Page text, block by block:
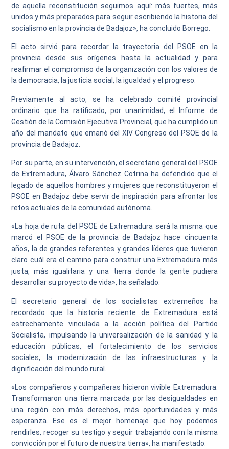
de aquella reconstitución seguimos aquí: más fuertes, más
unidos y más preparados para seguir escribiendo la historia del
socialismo en la provincia de Badajoz», ha concluido Borrego.
El acto sirvió para recordar la trayectoria del PSOE en la
provincia desde sus orígenes hasta la actualidad y para
reafirmar el compromiso de la organización con los valores de
la democracia, la justicia social, la igualdad y el progreso.
Previamente al acto, se ha celebrado comité provincial
ordinario que ha ratificado, por unanimidad, el Informe de
Gestión de la Comisión Ejecutiva Provincial, que ha cumplido un
año del mandato que emanó del XIV Congreso del PSOE de la
provincia de Badajoz.
Por su parte, en su intervención, el secretario general del PSOE
de Extremadura, Álvaro Sánchez Cotrina ha defendido que el
legado de aquellos hombres y mujeres que reconstituyeron el
PSOE en Badajoz debe servir de inspiración para afrontar los
retos actuales de la comunidad autónoma.
«La hoja de ruta del PSOE de Extremadura será la misma que
marcó el PSOE de la provincia de Badajoz hace cincuenta
años, la de grandes referentes y grandes líderes que tuvieron
claro cuál era el camino para construir una Extremadura más
justa, más igualitaria y una tierra donde la gente pudiera
desarrollar su proyecto de vida», ha señalado.
El secretario general de los socialistas extremeños ha
recordado que la historia reciente de Extremadura está
estrechamente vinculada a la acción política del Partido
Socialista, impulsando la universalización de la sanidad y la
educación públicas, el fortalecimiento de los servicios
sociales, la modernización de las infraestructuras y la
dignificación del mundo rural.
«Los compañeros y compañeras hicieron vivible Extremadura.
Transformaron una tierra marcada por las desigualdades en
una región con más derechos, más oportunidades y más
esperanza. Ese es el mejor homenaje que hoy podemos
rendirles, recoger su testigo y seguir trabajando con la misma
convicción por el futuro de nuestra tierra», ha manifestado.